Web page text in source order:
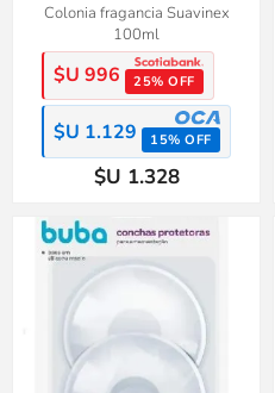
Colonia fragancia Suavinex
100ml
$U 996 25% OFF
$U 1.129 15% OFF
$U 1.328